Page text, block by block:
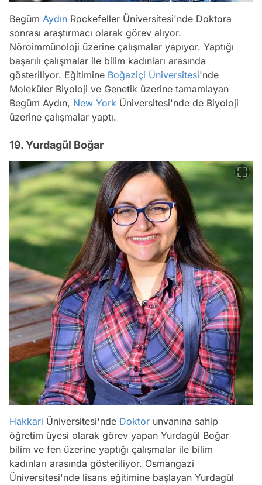
Begüm Aydın Rockefeller Üniversitesi'nde Doktora
sonrası araştırmacı olarak görev alıyor.
Nöroimmünoloji üzerine çalışmalar yapıyor. Yaptığı
başarılı çalışmalar ile bilim kadınları arasında
gösteriliyor. Eğitimine Boğaziçi Üniversitesi'nde
Moleküler Biyoloji ve Genetik üzerine tamamlayan
Begüm Aydın, New York Üniversitesi'nde de Biyoloji
üzerine çalışmalar yaptı.
19. Yurdagül Boğar
Hakkari Üniversitesi'nde Doktor unvanına sahip
öğretim üyesi olarak görev yapan Yurdagül Boğar
bilim ve fen üzerine yaptığı çalışmalar ile bilim
kadınları arasında gösteriliyor. Osmangazi
Üniversitesi'nde lisans eğitimine başlayan Yurdagül